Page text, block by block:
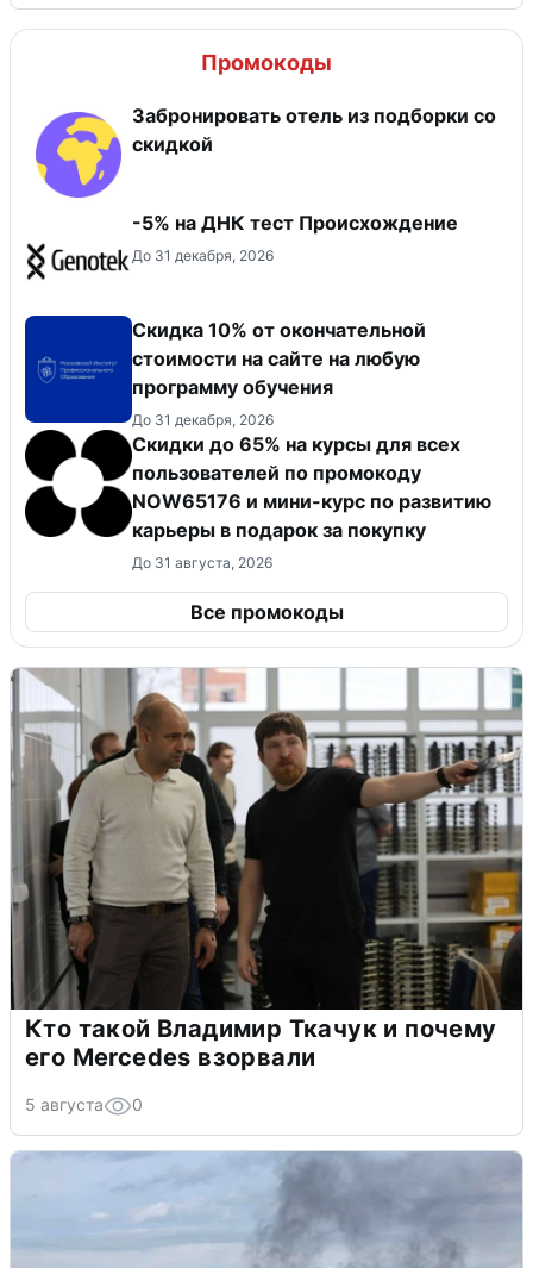
Промокоды
Забронировать отель из подборки со
скидкой
-5% на ДНК тест Происхождение
До 31 декабря, 2026
Скидка 10% от окончательной
стоимости на сайте на любую
программу обучения
До 31 декабря, 2026
Скидки до 65% на курсы для всех
пользователей по промокоду
NOW65176 и мини-курс по развитию
карьеры в подарок за покупку
До 31 августа, 2026
Все промокоды
Кто такой Владимир Ткачук и почему
его Mercedes взорвали
5 августа 0